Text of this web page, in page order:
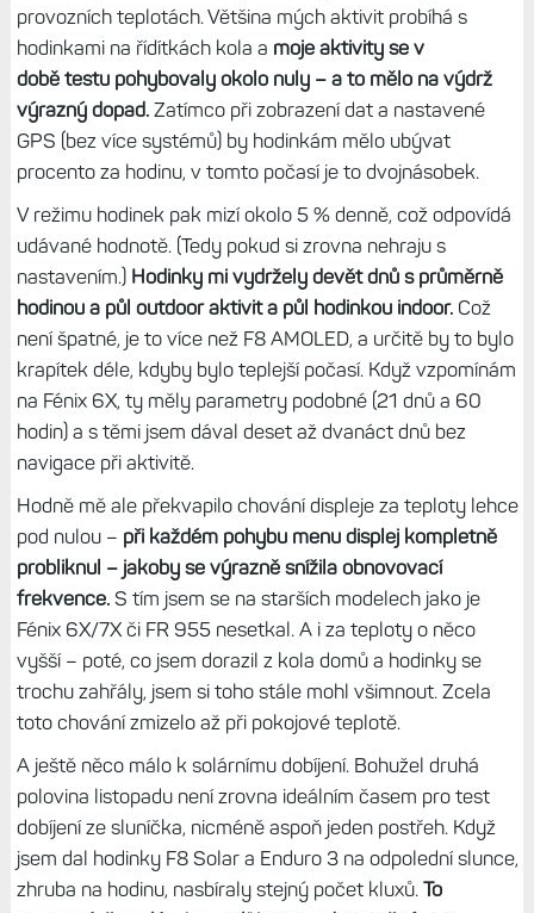
Vydrží dostačuje
Zatímco Fénixy 7 Pro mají udávanou výdrž v pohotovosti
18/22 dnů, Fénixy 8 Solar 21/28 dnů, v aktivitě je to pak
57/73 hodin, resp. 67/92 hodin.Údaj za lomítkem se týká
přínosu solárního dobíjení, kdy slunce svítí alespoň tři
hodiny v pohotovosti o intenzitě 50 klux, resp. stejnou
intenzitou po celou dobu aktivity. Zatímco na Fénixech 7
mi solár moc smysl nedával, tady vypadá jako o něco
užitečnější pomocník – ale jen v létě.
Bohužel, zima je na testování výdrže velmi špatné období.
Neotestuju ani solární dobíjení, ani výdrž v běžných
provozních teplotách. Většina mých aktivit probíhá s
hodinkami na řídítkách kola amoje aktivity se v
době testu pohybovaly okolo nuly – a to mělo na výdrž
výrazný dopad.Zatímco při zobrazení dat a nastavené
GPS (bez více systémů) by hodinkám mělo ubývat
procento za hodinu, v tomto počasí je to dvojnásobek.
V režimu hodinek pak mizí okolo 5 % denně, což odpovídá
udávané hodnotě. (Tedy pokud si zrovna nehraju s
nastavením.)Hodinky mi vydržely devět dnů s průměrně